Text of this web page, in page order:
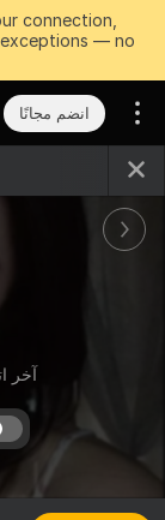
connection,
— no
انضم مجانًا
آخر